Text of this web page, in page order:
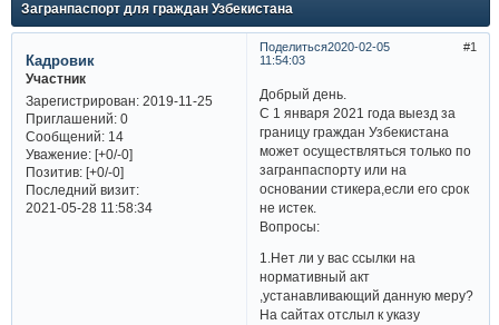
Загранпаспорт для граждан Узбекистана
Поделиться 1
2020-02-05
11:54:03
Кадровик
Участник
Зарегистрирован: 2019-11-25
Приглашений:0
Сообщений:14
Уважение: [+0/-0]
Позитив: [+0/-0]
Последний визит:
2021-05-28 11:58:34
Добрый день.
С 1 января 2021 года выезд за
границу граждан Узбекистана
может осуществляться только по
загранпаспорту или на
основании стикера,если его срок
не истек.
Вопросы:
1.Нет ли у вас ссылки на
нормативный акт
,устанавливающий данную меру?
На сайтах отслыл к указу